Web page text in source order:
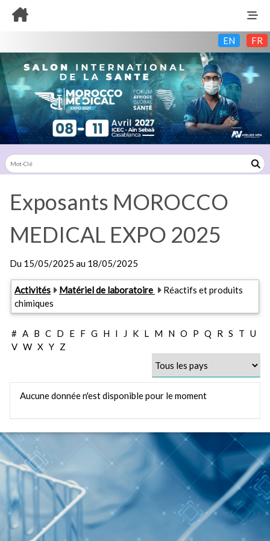
EN FR
Exposants MOROCCO
MEDICAL EXPO 2025
Du 15/05/2025 au 18/05/2025
Activités Matériel de laboratoire
Réactifs et produits
chimiques
# A B C D E F G H I J K L M N O P Q R S T U
V W X Y Z
Aucune donnée n'est disponible pour le moment